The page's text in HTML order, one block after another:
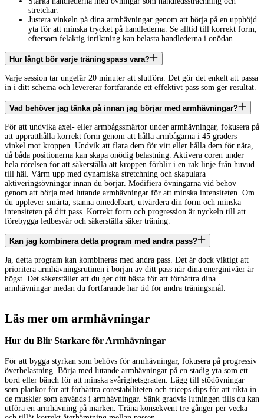
stretchar.
Justera vinkeln på dina armhävningar genom att börja på en upphöjd
yta för att minska trycket på handlederna. Se alltid till korrekt form,
eftersom felaktig inriktning kan belasta handlederna i onödan.
Hur långt bör varje träningspass vara?
Varje session tar ungefär 20 minuter att slutföra. Det gör det enkelt att passa
in i ditt schema och levererar fortfarande ett effektivt pass som ger resultat.
Vad behöver jag tänka på innan jag börjar med armhävningar?
För att undvika axel- eller armbågssmärtor under armhävningar, fokusera på
att uppratthålla korrekt form genom att hålla armbågarna i 45 graders
vinkel mot kroppen. Undvik att flara dem för vitt eller hålla dem för nära,
då båda positionerna kan skapa onödig belastning. Aktivera coren under
hela rörelsen för att säkerställa att kroppen förblir i en rak linje från huvud
till häl. Värm upp med dynamiska stretchning och skapulara
aktiveringsövningar innan du börjar. Modifiera övningarna vid behov
genom att börja med lutande armhävningar för att minska intensiteten. Om
du upplever smärta, stanna omedelbart, utvärdera din form och minska
intensiteten på ditt pass. Korrekt form och progression är nyckeln till att
förebygga ledbesvär och säkerställa säker träning.
Kan jag kombinera detta program med andra pass?
Ja, detta program kan kombineras med andra pass. Det är dock viktigt att
prioritera armhävningsrutinen i början av ditt pass när dina energinivåer är
högst. Det säkerställer att du ger ditt bästa för att förbättra dina
armhävningar medan du fortfarande har tid för andra träningsmål.
Läs mer om armhävningar
Hur du Blir Starkare för Armhävningar
För att bygga styrkan som behövs för armhävningar, fokusera på progressiv
överbelastning. Börja med lutande armhävningar på en stadig yta som ett
bord eller bänch för att minska svårighetsgraden. Lägg till stödövningar
som plankor för att förbättra corestabiliteten och triceps dips för att rikta in
de muskler som används i armhävningar. Sänk gradvis lutningen tills du kan
utföra en armhävning på marken. Träna konsekvent tre gånger per vecka